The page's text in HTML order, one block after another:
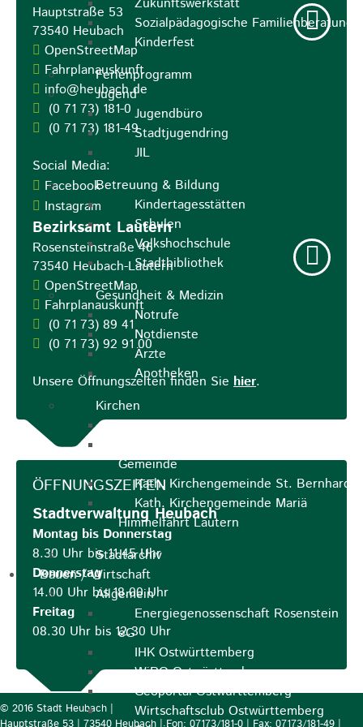
Sozialpädagogische Familienberatung
Kinderfest
Ferienprogramm
Jugend
Jugendbüro
Stadtjugendring
JIL
Betreuung & Bildung
Kindertagesstätten
Schulen
Volkshochschule
Stadtbibliothek
Gesundheit & Medizin
Notrufe
Notdienste
Ärzte
Apotheken
Kirchen
Evangelische St.-Ulrich-Kirche
Gemeinde
Kath. Kirchengemeinde St. Bernhard
Kath. Kirchengemeinde Mariä
Himmelfahrt Lautern
Stadtarchiv
Bauen / Wirtschaft
Allgemein
Energiegenossenschaft Rosenstein
eG
IHK Ostwürttemberg
WiRO Ostwürttemberg
Geoportal Ostwürttemberg
Wirtschaftsclub Ostwürttemberg
Hauptstraße 53
73540 Heubach
OpenStreetMap
Fahrplanauskunft
info@heubach.de
(0 71 73) 181-0
(0 71 73) 181-49
Social Media:
Facebook
Instagram
Bezirksamt Lautern
Rosensteinstraße 46
73540 Heubach-Lautern
OpenStreetMap
Fahrplanauskunft
(0 71 73) 89 41
(0 71 73) 92 91 00
Unsere Öffnungszeiten finden Sie hier.
ÖFFNUNGSZEITEN
Stadtverwaltung Heubach
Montag bis Donnerstag
8.30 Uhr bis 11.45 Uhr
Donnerstag
14.00 Uhr bis 18.00 Uhr
Freitag
08.30 Uhr bis 12.30 Uhr
© 2016 Stadt Heubach |